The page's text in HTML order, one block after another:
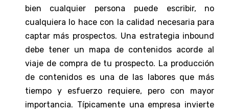
bien cualquier persona puede escribir, no
cualquiera lo hace con la calidad necesaria para
captar más prospectos. Una estrategia inbound
debe tener un mapa de contenidos acorde al
viaje de compra de tu prospecto. La producción
de contenidos es una de las labores que más
tiempo y esfuerzo requiere, pero con mayor
importancia. Típicamente una empresa invierte